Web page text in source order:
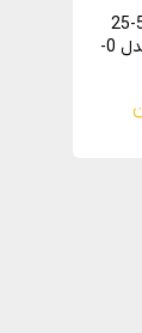
میکرومتر آسیمتو 50-25
میلی متر خارج سنج مدل 0-